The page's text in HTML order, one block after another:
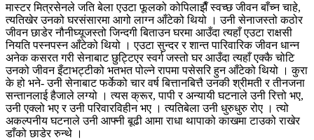
मास्टर मित्रसेनले जति बेला एउटा फूलको कोपिलाझैँ स्वच्छ जीवन बाँच्न चाहे,
त्यतिखेर उनको घरसंसारमा आगो लाग्न आँटेको थियो । उनी सेनाजस्तो कठोर
जीवन छाडेर नौनीघ्यूजस्तो जिन्दगी बिताउन घरमा आउँदा त्यहाँ एउटा राक्षसी
नियति पस्नपस्न आँटेको थियो । एउटा सुन्दर र शान्त पारिवारिक जीवन धान्न
अनेक कसरत गरी सेनाबाट छुट्टिएर स्वर्ग जस्तो घर आउँदा त्यहाँ एक्कै चोटि
उनको जीवन इँटाभट्टीको भतभत पोल्ने रापमा पसेसरि हुन आँटेको थियो । कुरा
के हो भने- उनी सेनाबाट फर्केको चार वर्ष बित्तानबित्तै उनकी श्रीमती र तीनजना
सन्तानलाई हैजाले लग्यो । त्यस क्रूर, पापी र अन्यायी घटनाले उनी रित्तो भए,
उनी एक्लो भए र उनी परिवारविहीन भए । त्यतिबेला उनी धुरुधुरु रोए । त्यो
अकल्पनीय घटनाले उनी आफ्नी बूढी आमा राधा थापाको काखमा टाउको राखेर
डाँको छाडेर रुन्थे ।